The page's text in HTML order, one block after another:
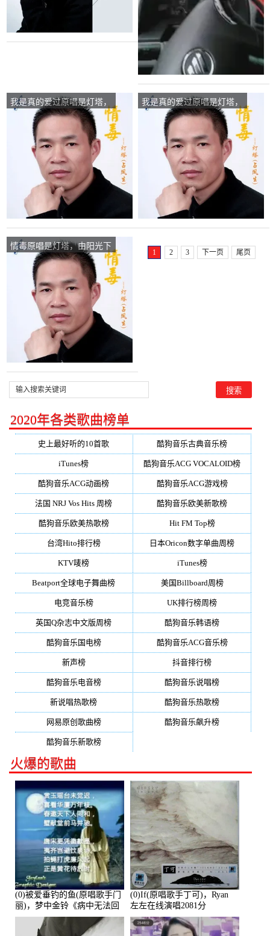
我是真的爱过原唱是灯塔，
由不再回忆翻唱(播放:42)
我是真的爱过原唱是灯塔，
由一生有你翻唱(播放:409)
情毒原唱是灯塔，由阳光下
的星星翻唱(播放:81)
1 2 3 下一页 尾页
2020年各类歌曲榜单
史上最好听的10首歌 酷狗音乐古典音乐榜
iTunes榜 酷狗音乐ACG VOCALOID榜
酷狗音乐ACG动画榜 酷狗音乐ACG游戏榜
法国 NRJ Vos Hits 周榜 酷狗音乐欧美新歌榜
酷狗音乐欧美热歌榜 Hit FM Top榜
台湾Hito排行榜 日本Oricon数字单曲周榜
KTV唛榜 iTunes榜
Beatport全球电子舞曲榜 美国Billboard周榜
电竞音乐榜 UK排行榜周榜
英国Q杂志中文版周榜 酷狗音乐韩语榜
酷狗音乐国电榜 酷狗音乐ACG音乐榜
新声榜 抖音排行榜
酷狗音乐电音榜 酷狗音乐说唱榜
新说唱热歌榜 酷狗音乐热歌榜
网易原创歌曲榜 酷狗音乐飙升榜
酷狗音乐新歌榜
火爆的歌曲
(0)被爱垂钓的鱼(原唱歌手门
丽)，梦中金铃《病中无法回
复大家》在线演唱3586分
(0)If(原唱歌手丁可)，Ryan
左左在线演唱2081分